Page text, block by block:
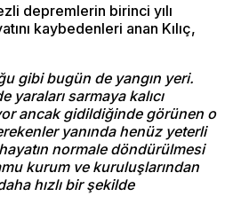
depremlerin birinci yılı
kaybedenleri anan Kılıç,
gibi bugün de yangın yeri.
sarmaya kalıcı
ancak gidildiğinde görünen o
yanında henüz yeterli
normale döndürülmesi
kurum ve kuruluşlarından
hızlı bir şekilde